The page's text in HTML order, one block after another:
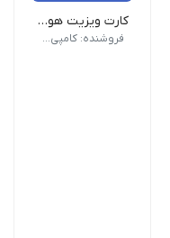
کارت ویزیت هوشمند QR _ سلفون براق طرح لمینت جنس: گلاسه 300 گرم کُره‌ای
فروشنده: کامپی لینک